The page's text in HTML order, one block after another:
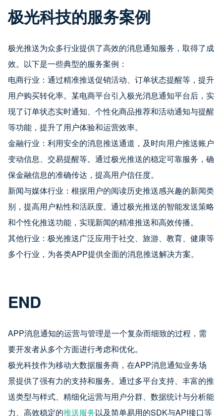
极光科技的服务案例
极光推送为众多行业提供了高效的消息通知服务，取得了成
效。以下是一些典型的服务案例：
电商行业：通过精准推送促销活动、订单状态提醒等，提升
用户购买转化率。某电商平台引入极光消息通知平台后，实
现了订单状态实时通知、个性化商品推荐和活动通知与提醒
等功能，提升了用户体验和运营效率。
金融行业：利用安全的消息推送通道，及时向用户推送账户
变动信息、交易提醒等。通过极光推送的稳定可靠服务，确
保金融信息的准确传达，提高用户信任度。
新闻与媒体行业：根据用户的阅读历史推送感兴趣的新闻类
别，提高用户粘性和活跃度。通过极光推送的智能发送策略
和个性化推送功能，实现新闻的精准推送和高效传播。
其他行业：极光推送广泛应用于社交、旅游、教育、健康等
多个行业，为各类APP提供全面的消息推送解决方案。
END
APP消息通知的运营与管理是一个复杂而细致的过程，需
要开发者从多个方面进行考虑和优化。
极光科技作为移动大数据服务商，在APP消息通知业务场
景提供了强有力的支持和服务。通过多平台支持、丰富的推
送类型与样式、精细化运营与用户分群、数据统计与分析能
力、高效稳定的推送服务以及简单易用的SDK与API接口等